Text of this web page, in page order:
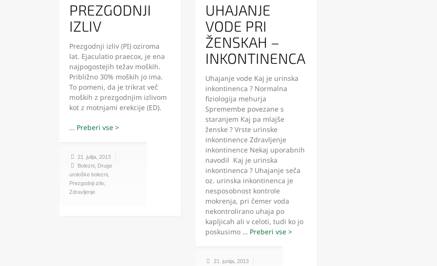
PREZGODNJI
IZLIV
Prezgodnji izliv (PI) oziroma
lat. Ejaculatio praecox, je ena
najpogostejih težav moških.
Približno 30% moških jo ima.
To pomeni, da je trikrat več
moških z prezgodnjim izlivom
kot z motnjami erekcije (ED).
…
21. julija, 2013
Bolezni Druge
urološke bolezni
Prezgodnji izliv,
Zdravljenje
UHAJANJE
VODE PRI
ŽENSKAH –
INKONTINENCA
Uhajanje vode Kaj je urinska
inkontinenca ? Normalna
fiziologija mehurja
Spremembe povezane s
staranjem Kaj pa mlajše
ženske ? Vrste urinske
inkontinence Zdravljenje
inkontinence Nekaj uporabnih
navodil Kaj je urinska
inkontinenca ? Uhajanje seča
oz. urinska inkontinenca je
nesposobnost kontrole
mokrenja, pri čemer voda
nekontrolirano uhaja po
kapljicah ali v celoti, tudi ko jo
poskusimo …
21. junija, 2013